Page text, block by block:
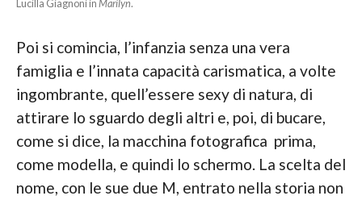
Lucilla Giagnoni inMarilyn.
Poi si comincia, l’infanzia senza una vera
famiglia e l’innata capacità carismatica, a volte
ingombrante, quell’essere sexy di natura, di
attirare lo sguardo degli altri e, poi, di bucare,
come si dice, la macchina fotografica prima,
come modella, e quindi lo schermo. La scelta del
nome, con le sue due M, entrato nella storia non